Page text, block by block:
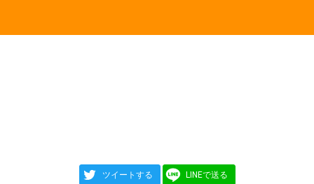
ツイートする LINEで送る